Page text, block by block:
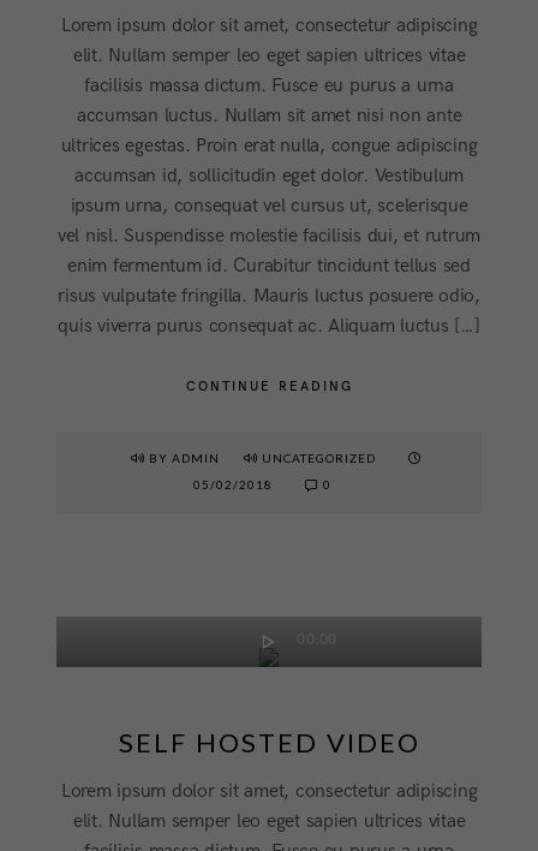
Lorem ipsum dolor sit amet, consectetur adipiscing
elit. Nullam semper leo eget sapien ultrices vitae
facilisis massa dictum. Fusce eu purus a urna
accumsan luctus. Nullam sit amet nisi non ante
ultrices egestas. Proin erat nulla, congue adipiscing
accumsan id, sollicitudin eget dolor. Vestibulum
ipsum urna, consequat vel cursus ut, scelerisque
vel nisl. Suspendisse molestie facilisis dui, et rutrum
enim fermentum id. Curabitur tincidunt tellus sed
risus vulputate fringilla. Mauris luctus posuere odio,
quis viverra purus consequat ac. Aliquam luctus […]
CONTINUE READING
BY ADMIN
UNCATEGORIZED
05/02/2018
0
SELF HOSTED VIDEO
Lorem ipsum dolor sit amet, consectetur adipiscing
elit. Nullam semper leo eget sapien ultrices vitae